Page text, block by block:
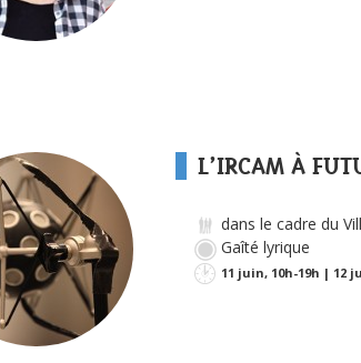
L’IRCAM À
dans le cadre du
Gaîté lyrique
11 juin, 10h-19h | 12